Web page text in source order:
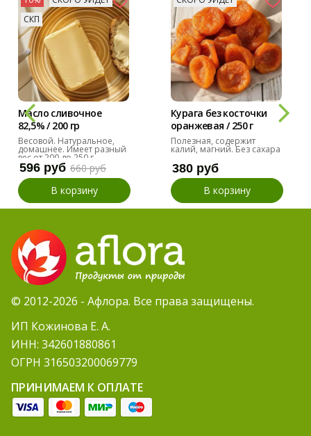
СКП
Масло сливочное
82,5% / 200 гр
(Карачаево-Черкесия)
Весовой. Натуральное,
домашнее. Имеет разный
вес от 200 до 250 г.
596 руб 660 руб
В корзину
Курага без косточки
оранжевая / 250 г
Полезная, содержит
калий, магний. Без сахара
380 руб
В корзину
© 2012-2026 - Афлора. Все права защищены.
ИП Кожинова Е. А.
ИНН: 342601880861
ОГРН 316503200069779
ПРИНИМАЕМ К ОПЛАТЕ